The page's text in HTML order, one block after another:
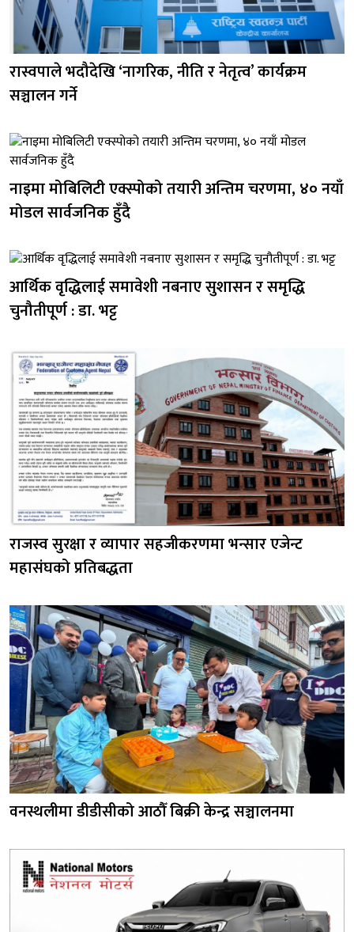
रास्वपाले भदौदेखि ‘नागरिक, नीति र नेतृत्व’ कार्यक्रम
सञ्चालन गर्ने
नाइमा मोबिलिटी एक्स्पोको तयारी अन्तिम चरणमा, ४० नयाँ
मोडल सार्वजनिक हुँदै
आर्थिक वृद्धिलाई समावेशी नबनाए सुशासन र समृद्धि
चुनौतीपूर्ण : डा. भट्ट
राजस्व सुरक्षा र व्यापार सहजीकरणमा भन्सार एजेन्ट
महासंघको प्रतिबद्धता
वनस्थलीमा डीडीसीको आठौँ बिक्री केन्द्र सञ्चालनमा